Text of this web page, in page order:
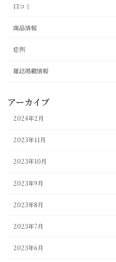
口コミ
商品情報
症例
雑誌掲載情報
アーカイブ
2024年2月
2023年11月
2023年10月
2023年9月
2023年8月
2023年7月
2023年6月